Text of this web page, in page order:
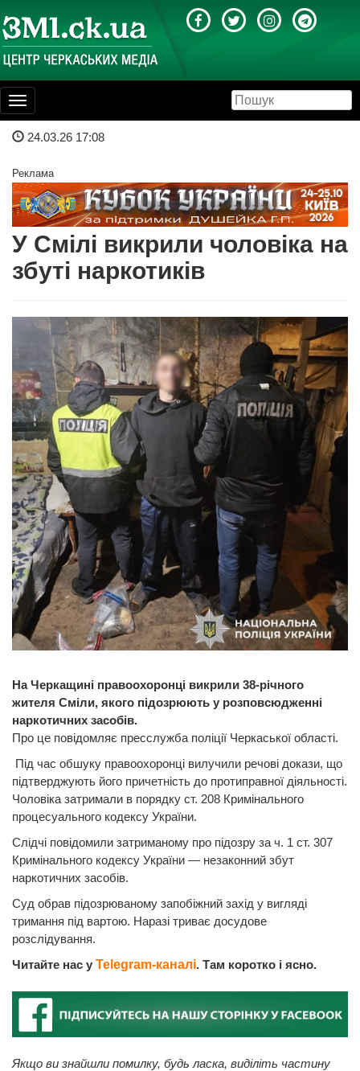
Toggle
navigation
24.03.26 17:08
Реклама
У Смілі викрили чоловіка на
збуті наркотиків
На Черкащині правоохоронці викрили 38-річного
жителя Сміли, якого підозрюють у розповсюдженні
наркотичних засобів.
Про це повідомляє пресслужба поліції Черкаської області.
Під час обшуку правоохоронці вилучили речові докази, що
підтверджують його причетність до протиправної діяльності.
Чоловіка затримали в порядку ст. 208 Кримінального
процесуального кодексу України.
Слідчі повідомили затриманому про підозру за ч. 1 ст. 307
Кримінального кодексу України — незаконний збут
наркотичних засобів.
Суд обрав підозрюваному запобіжний захід у вигляді
тримання під вартою. Наразі триває досудове
розслідування.
Читайте нас у Telegram-каналі. Там коротко і ясно.
Якщо ви знайшли помилку, будь ласка, виділіть частину